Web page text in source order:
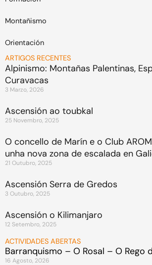
Montañismo
Orientación
ARTIGOS RECENTES
Alpinismo: Montañas Palentinas,
Curavacas
3 Marzo, 2026
Ascensión ao toubkal
25 Novembro, 2025
O concello de Marín e o Club
unha nova zona de escalada en
21 Outubro, 2025
Ascensión Serra de Gredos
3 Outubro, 2025
Ascensión o Kilimanjaro
12 Setembro, 2025
ACTIVIDADES ABERTAS
Barranquismo – O Rosal – O Rego
16 Agosto, 2026